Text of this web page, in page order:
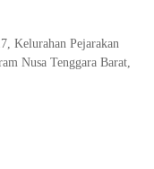
Kelurahan Pejarakan
Nusa Tenggara Barat,